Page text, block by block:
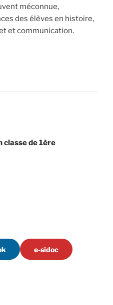
méconnue,
des élèves en histoire,
et communication.
classe de 1ère
e-sidoc